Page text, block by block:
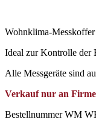
Wohnklima-Messkoffer
Ideal zur Kontrolle der
Alle Messgeräte sind
Verkauf nur an
BestellnummerWM